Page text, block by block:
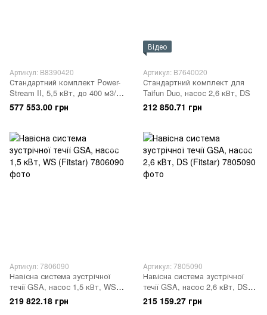
Артикул: B8390420
Стандартний комплект Power-
Stream II, 5,5 кВт, до 400 м3/
год
577 553.00 грн
Відео
Артикул: B7640020
Стандартний комплект для
Taifun Duo, насос 2,6 кВт, DS
212 850.71 грн
Артикул: 7806090
Навісна система зустрічної
течії GSA, насос 1,5 кВт, WS
(Fitstar)
219 822.18 грн
Артикул: 7805090
Навісна система зустрічної
течії GSA, насос 2,6 кВт, DS
(Fitstar)
215 159.27 грн